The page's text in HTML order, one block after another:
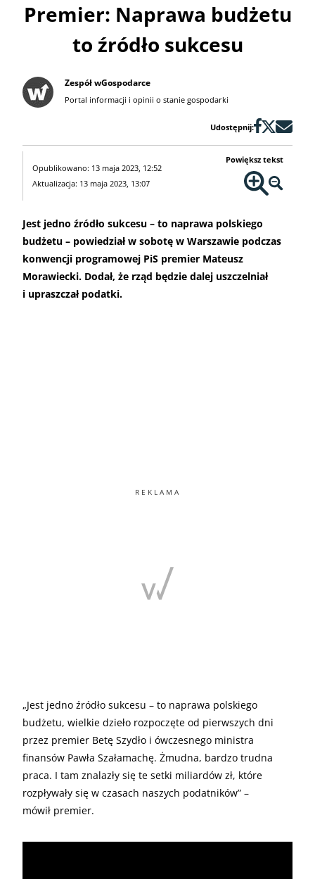
Premier: Naprawa budżetu
to źródło sukcesu
Zespół wGospodarce
Portal informacji i opinii o stanie gospodarki
Udostępnij:
Opublikowano: 13 maja 2023, 12:52
Aktualizacja: 13 maja 2023, 13:07
Powiększ tekst
Jest jedno źródło sukcesu – to naprawa polskiego
budżetu – powiedział w sobotę w Warszawie podczas
konwencji programowej PiS premier Mateusz
Morawiecki. Dodał, że rząd będzie dalej uszczelniał
i upraszczał podatki.
REKLAMA
„Jest jedno źródło sukcesu – to naprawa polskiego
budżetu, wielkie dzieło rozpoczęte od pierwszych dni
przez premier Betę Szydło i ówczesnego ministra
finansów Pawła Szałamachę. Żmudna, bardzo trudna
praca. I tam znalazły się te setki miliardów zł, które
rozpływały się w czasach naszych podatników” –
mówił premier.